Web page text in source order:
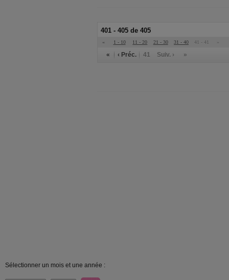
401 - 405 de 405
« 1 - 10 11 - 20 21 - 30 31 - 40 41 - 41 »
« ‹ Préc. 41 Suiv. › »
Sélectionner un mois et une année :